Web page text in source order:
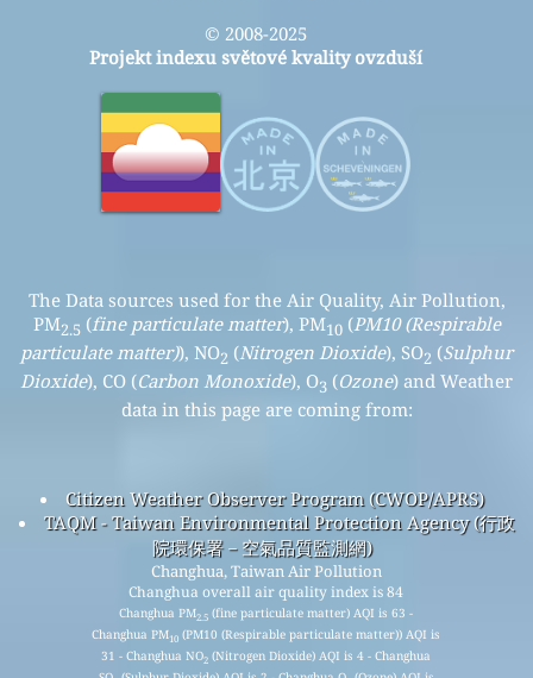
© 2008-2025
Projekt indexu světové kvality ovzduší
The Data sources used for the Air Quality, Air Pollution,
PM2.5 (fine particulate matter), PM10(PM10 (Respirable
particulate matter)), NO2 (Nitrogen Dioxide), SO2 (Sulphur
Dioxide), CO (Carbon Monoxide), O3 (Ozone) and Weather
data in this page are coming from:
Citizen Weather Observer Program (CWOP/APRS)
TAQM - Taiwan Environmental Protection Agency (行政
院環保署－空氣品質監測網)
Changhua, Taiwan Air Pollution
Changhua overall air quality index is 84
Changhua PM2.5 (fine particulate matter) AQI is 63 -
Changhua PM10 (PM10 (Respirable particulate matter)) AQI is
31 - Changhua NO2 (Nitrogen Dioxide) AQI is 4 - Changhua